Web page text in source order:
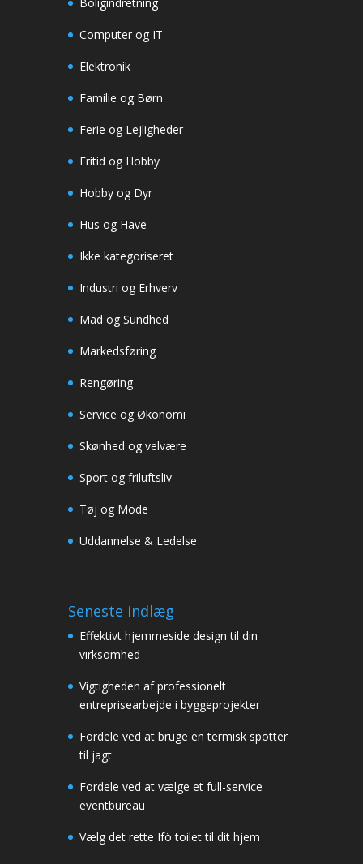
Computer og IT
Elektronik
Familie og Børn
Ferie og Lejligheder
Fritid og Hobby
Hobby og Dyr
Hus og Have
Ikke kategoriseret
Industri og Erhverv
Mad og Sundhed
Markedsføring
Rengøring
Service og Økonomi
Skønhed og velvære
Sport og friluftsliv
Tøj og Mode
Uddannelse & Ledelse
Seneste indlæg
Effektivt hjemmeside design til din
virksomhed
Vigtigheden af professionelt
entreprisearbejde i byggeprojekter
Fordele ved at bruge en termisk spotter
til jagt
Fordele ved at vælge et full-service
eventbureau
Vælg det rette Ifö toilet til dit hjem